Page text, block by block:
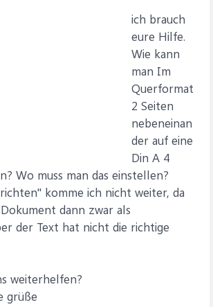
ich brauch
eure Hilfe.
Wie kann
man Im
Querformat
2 Seiten
nebeneinan
der auf eine
Din A 4
Wo muss man das einstellen?
komme ich nicht weiter, da
dann zwar als
der Text hat nicht die richtige
weiterhelfen?
grüße